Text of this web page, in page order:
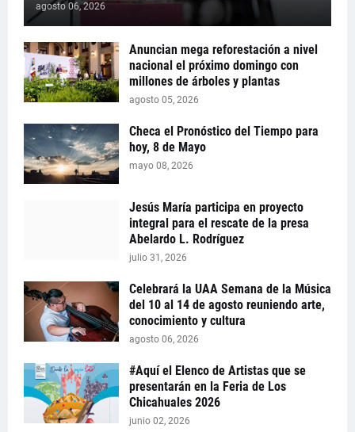
agosto 06, 2026
Anuncian mega reforestación a nivel
nacional el próximo domingo con
millones de árboles y plantas
agosto 05, 2026
Checa el Pronóstico del Tiempo para
hoy, 8 de Mayo
mayo 08, 2026
Jesús María participa en proyecto
integral para el rescate de la presa
Abelardo L. Rodríguez
julio 31, 2026
Celebrará la UAA Semana de la Música
del 10 al 14 de agosto reuniendo arte,
conocimiento y cultura
agosto 06, 2026
#Aquí el Elenco de Artistas que se
presentarán en la Feria de Los
Chicahuales 2026
junio 02, 2026